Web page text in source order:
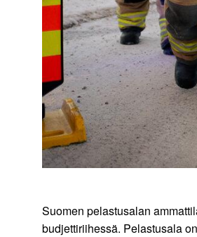
Suomen pelastusalan
budjettiriihessä. Pelastusala